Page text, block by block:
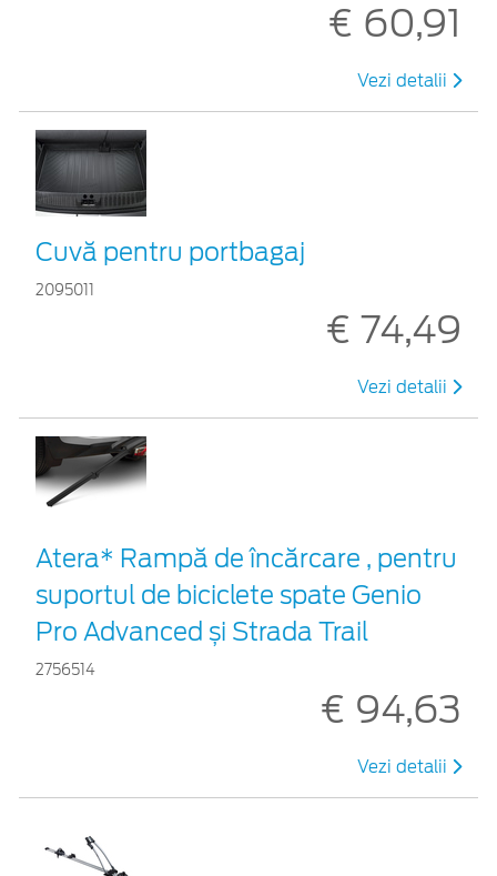
€ 60,91
Vezi detalii
Cuvă pentru portbagaj
2095011
€ 74,49
Vezi detalii
Atera* Rampă de încărcare , pentru
suportul de biciclete spate Genio
Pro Advanced și Strada Trail
2756514
€ 94,63
Vezi detalii